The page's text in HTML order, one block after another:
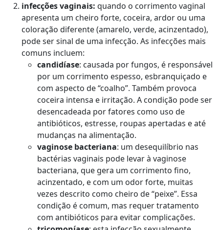
infecções vaginais: quando o corrimento vaginal
apresenta um cheiro forte, coceira, ardor ou uma
coloração diferente (amarelo, verde, acinzentado),
pode ser sinal de uma infecção. As infecções mais
comuns incluem:
candidíase: causada por fungos, é responsável
por um corrimento espesso, esbranquiçado e
com aspecto de “coalho”. Também provoca
coceira intensa e irritação. A condição pode ser
desencadeada por fatores como uso de
antibióticos, estresse, roupas apertadas e até
mudanças na alimentação.
vaginose bacteriana: um desequilíbrio nas
bactérias vaginais pode levar à vaginose
bacteriana, que gera um corrimento fino,
acinzentado, e com um odor forte, muitas
vezes descrito como cheiro de “peixe”. Essa
condição é comum, mas requer tratamento
com antibióticos para evitar complicações.